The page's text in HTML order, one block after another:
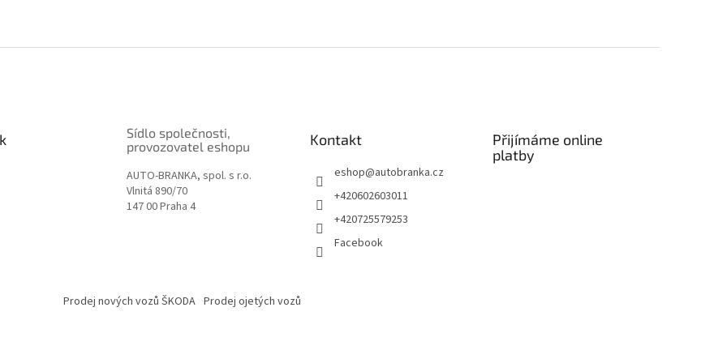
Sídlo společnosti,
provozovatel eshopu
AUTO-BRANKA, spol. s r.o.
Vlnitá 890/70
147 00 Praha 4
Kontakt
eshop@autobranka.cz
+420602603011
+420725579253
Facebook
Přijímáme online
platby
Prodej nových vozů ŠKODA Prodej ojetých vozů